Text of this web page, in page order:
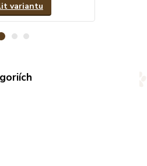
variantu